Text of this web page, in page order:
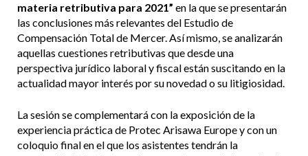
materia retributiva para 2021” en la que se presentarán
las conclusiones más relevantes del Estudio de
Compensación Total de Mercer. Así mismo, se analizarán
aquellas cuestiones retributivas que desde una
perspectiva jurídico laboral y fiscal están suscitando en la
actualidad mayor interés por su novedad o su litigiosidad.
La sesión se complementará con la exposición de la
experiencia práctica de Protec Arisawa Europe y con un
coloquio final en el que los asistentes tendrán la